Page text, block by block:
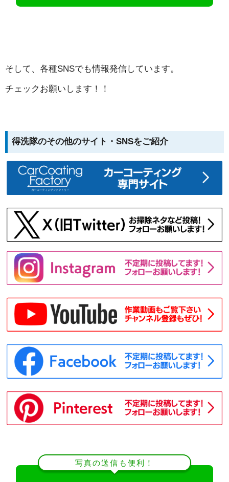
そして、各種SNSでも情報発信しています。
チェックお願いします！！
得洗隊のその他のサイト・SNSをご紹介
写真の送信も便利！